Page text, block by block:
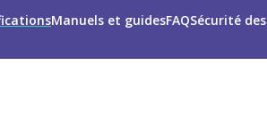
Manuels et guidesFAQSécurité